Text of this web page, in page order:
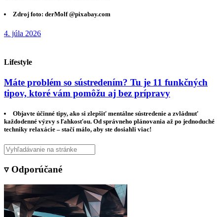
Zdroj foto: derMolf @pixabay.com
4. júla 2026
Lifestyle
Máte problém so sústredením? Tu je 11 funkčných
tipov, ktoré vám pomôžu aj bez prípravy
Objavte účinné tipy, ako si zlepšiť mentálne sústredenie a zvládnuť
každodenné výzvy s ľahkosťou. Od správneho plánovania až po jednoduché
techniky relaxácie – stačí málo, aby ste dosiahli viac!
▿ Odporúčané